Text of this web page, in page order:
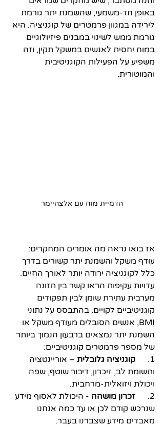
באופן חד-משמעי, שהשמנת יתר גורמת
לירידה במגוון פרמטרים של קוגניציה. היא
גורמת ממש לשינוי במבנים פיזיולוגיים
במוח יחסית לאנשים במשקל תקין, וזה
משפיע על הפעילות הקוגניטיבית
והמוטורית.
הדמיית מוח עם אלצהיימר
אז בואו נראה מה אומרים המחקרים:
עודף משקל והשמנת יתר קשורים בדרך
כלל לקוגניציה ירודה יותר לאורך החיים.
עדויות עקיפות הראו קשר בין תזונה
מערבית עתירת שומן לבין תפקודים
קוגניטיביים לקויים. בהתבסס על נתוני
BMI, אנשים הסובלים מעודף משקל או
השמנת יתר נמצאים ברבעון הנמוך ביותר
של מספר פרמטרים קוגניטיביים:
1.
קוגניציה גלובלית – אוריינטציה
ותשומת לב, זיכרון, דיבור שוטף, שפה
ויכולת ויזואלית-מרחבית.
2.
זכרון מושהה - היכולת לאסוף מידע
שנרכש קודם לכן או עד כמה אנחנו
מאבדים מידע שצברנו בעבר.